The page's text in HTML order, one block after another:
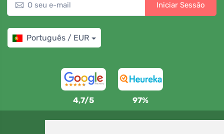
Iniciar Sessão
Português / EUR
4,7/5 97%